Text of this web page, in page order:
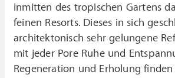
inmitten des tropischen Gartens
feinen Resorts. Dieses in sich
architektonisch sehr gelungene
mit jeder Pore Ruhe und
Regeneration und Erholung finden